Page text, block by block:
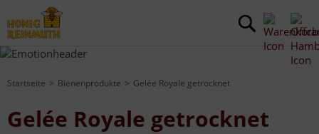
Startseite Bienenprodukte Gelée Royale getrocknet
Gelée Royale getrocknet